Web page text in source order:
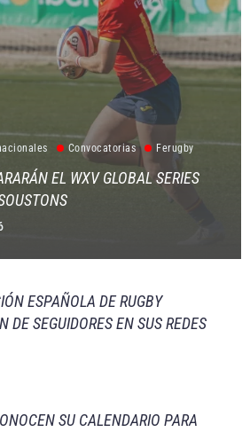
Convocatorias Ferugby
EL WXV GLOBAL SERIES
ESPAÑOLA DE RUGBY
DE SEGUIDORES EN SUS REDES
SU CALENDARIO PARA